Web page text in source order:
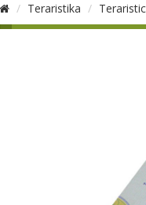
Teraristika